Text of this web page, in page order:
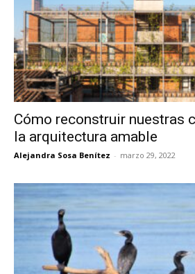
Cómo reconstruir nuestras
la arquitectura amable
Alejandra Sosa Benítez - marzo 29, 2022